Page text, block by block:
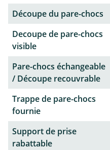
Découpe du pare-chocs
Decoupe de pare-chocs
visible
Pare-chocs échangeable
/ Découpe recouvrable
Trappe de pare-chocs
fournie
Support de prise
rabattable